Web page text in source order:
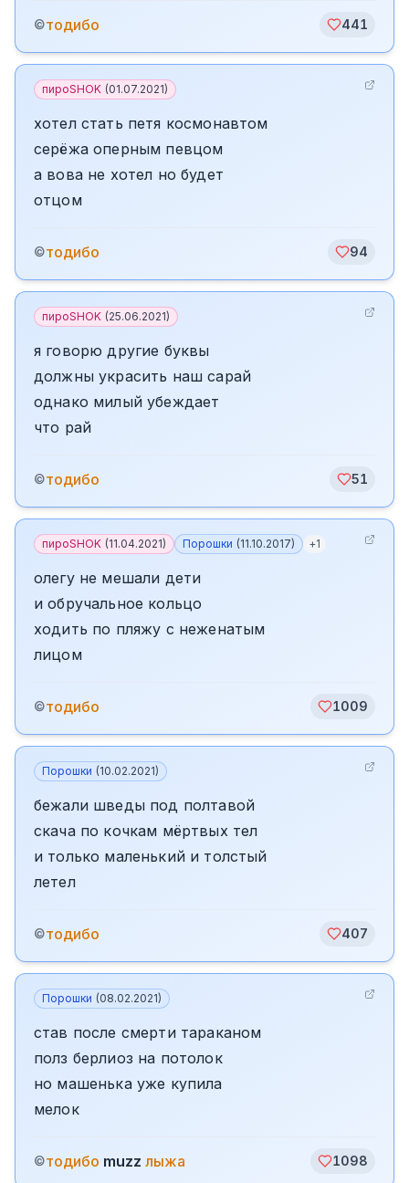
©тодибо 441
пироSHOK (01.07.2021)
хотел стать петя космонавтом
серёжа оперным певцом
а вова не хотел но будет
отцом
©тодибо 94
пироSHOK (25.06.2021)
я говорю другие буквы
должны украсить наш сарай
однако милый убеждает
что рай
©тодибо 51
пироSHOK (11.04.2021) Порошки (11.10.2017) +1
олегу не мешали дети
и обручальное кольцо
ходить по пляжу с неженатым
лицом
©тодибо 1009
Порошки (10.02.2021)
бежали шведы под полтавой
скача по кочкам мёртвых тел
и только маленький и толстый
летел
©тодибо 407
Порошки (08.02.2021)
став после смерти тараканом
полз берлиоз на потолок
но машенька уже купила
мелок
©тодибо muzz лыжа 1098